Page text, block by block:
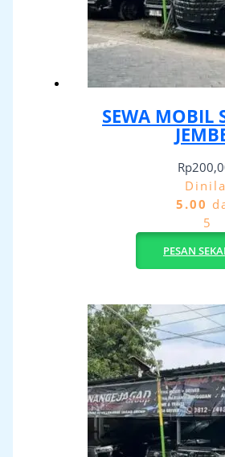
SEWA MOBIL
Rp
5.00
5
PESAN